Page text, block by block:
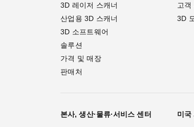
3D 레이저 스캐너
산업용 3D 스캐너
3D 소프트웨어
솔루션
가격 및 매장
판매처
고객
3D
본사, 생산·물류·서비스 센터
미국